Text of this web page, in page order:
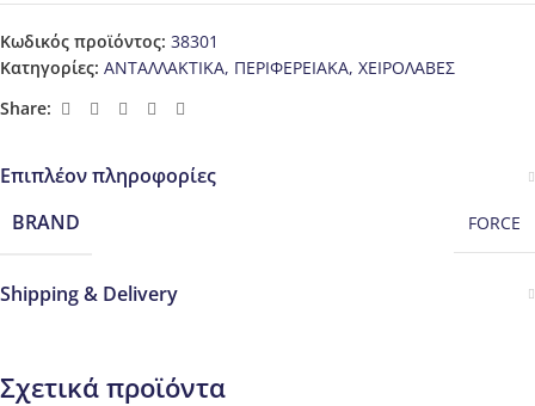
Κωδικός προϊόντος: 38301
Κατηγορίες: ΑΝΤΑΛΛΑΚΤΙΚΑ, ΠΕΡΙΦΕΡΕΙΑΚΑ, ΧΕΙΡΟΛΑΒΕΣ
Share:
Επιπλέον πληροφορίες
BRAND
FORCE
Shipping & Delivery
Σχετικά προϊόντα